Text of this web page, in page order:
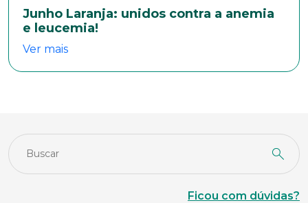
Junho Laranja: unidos contra a anemia
e leucemia!
Ver mais
Ficou com dúvidas?
Escolaridade
Sexo